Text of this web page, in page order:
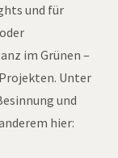
und für
im Grünen –
Unter
und
hier: